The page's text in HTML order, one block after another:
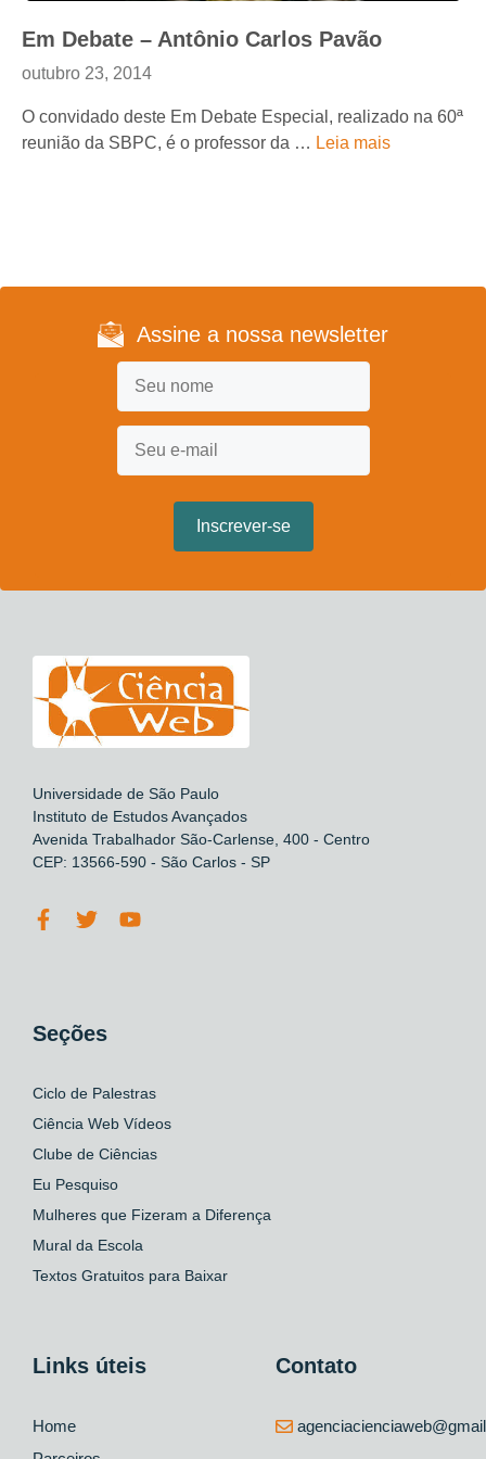
Em Debate – Antônio Carlos Pavão
outubro 23, 2014
O convidado deste Em Debate Especial, realizado na 60ª
reunião da SBPC, é o professor da … Leia mais
Assine a nossa newsletter
Universidade de São Paulo
Instituto de Estudos Avançados
Avenida Trabalhador São-Carlense, 400 - Centro
CEP: 13566-590 - São Carlos - SP
Seções
Ciclo de Palestras
Ciência Web Vídeos
Clube de Ciências
Eu Pesquiso
Mulheres que Fizeram a Diferença
Mural da Escola
Textos Gratuitos para Baixar
Links úteis
Home
Contato